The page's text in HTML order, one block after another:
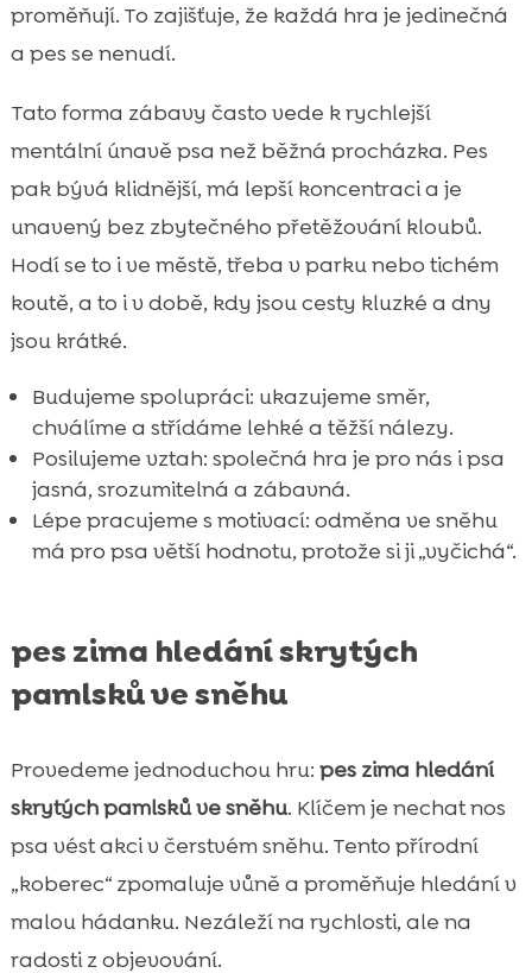
proměňují. To zajišťuje, že každá hra je jedinečná
a pes se nenudí.
Tato forma zábavy často vede k rychlejší
mentální únavě psa než běžná procházka. Pes
pak bývá klidnější, má lepší koncentraci a je
unavený bez zbytečného přetěžování kloubů.
Hodí se to i ve městě, třeba v parku nebo tichém
koutě, a to i v době, kdy jsou cesty kluzké a dny
jsou krátké.
Budujeme spolupráci: ukazujeme směr,
chválíme a střídáme lehké a těžší nálezy.
Posilujeme vztah: společná hra je pro nás i psa
jasná, srozumitelná a zábavná.
Lépe pracujeme s motivací: odměna ve sněhu
má pro psa větší hodnotu, protože si ji „vyčichá“.
pes zima hledání skrytých
pamlsků ve sněhu
Provedeme jednoduchou hru: pes zima hledání
skrytých pamlsků ve sněhu. Klíčem je nechat nos
psa vést akci v čerstvém sněhu. Tento přírodní
„koberec“ zpomaluje vůně a proměňuje hledání v
malou hádanku. Nezáleží na rychlosti, ale na
radosti z objevování.